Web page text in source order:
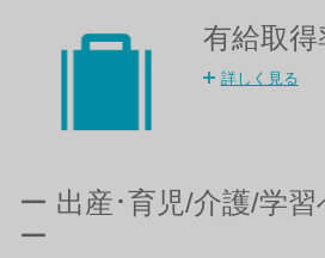
有給取得
詳しく見る
ー 出産･育児/介護/学
ー